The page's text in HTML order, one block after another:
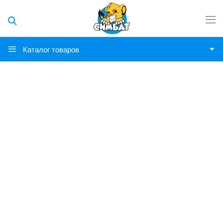
Каталог товаров